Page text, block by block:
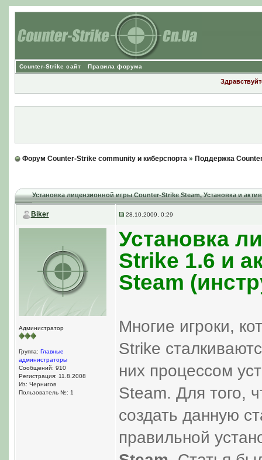
Counter-Strike сайт Правила форума
Форум Counter-Strike community и киберспорта» Поддержка
Установка лицензионной игры Counter-Strike Steam, Установка и
Biker 28.10.2009, 0:29
Администратор
Группа: Главные
администраторы
Сообщений: 910
Регистрация: 11.8.2008
Из: Чернигов
Пользователь №: 1
Установка
Strike 1.6 и
Steam
Многие игроки,
Strike
них процессом
Steam. Для того,
создать данную
правильной